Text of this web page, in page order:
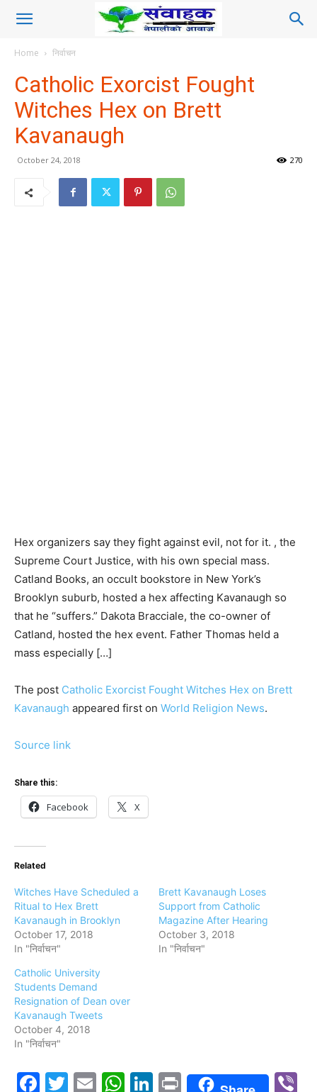
Home निर्वाचन
Catholic Exorcist Fought
Witches Hex on Brett
Kavanaugh
October 24, 2018 270
Hex organizers say they fight against evil, not for it. , the
Supreme Court Justice, with his own special mass.
Catland Books, an occult bookstore in New York’s
Brooklyn suburb, hosted a hex affecting Kavanaugh so
that he “suffers.” Dakota Bracciale, the co-owner of
Catland, hosted the hex event. Father Thomas held a
mass especially […]
The post Catholic Exorcist Fought Witches Hex on Brett
Kavanaugh appeared first on World Religion News.
Source link
Share this:
Facebook X
Related
Witches Have Scheduled a
Ritual to Hex Brett
Kavanaugh in Brooklyn
October 17, 2018
In "निर्वाचन"
Brett Kavanaugh Loses
Support from Catholic
Magazine After Hearing
October 3, 2018
In "निर्वाचन"
Catholic University
Students Demand
Resignation of Dean over
Kavanaugh Tweets
October 4, 2018
In "निर्वाचन"
Facebook
Twitter
EmailWhatsApp
LinkedIn
Print